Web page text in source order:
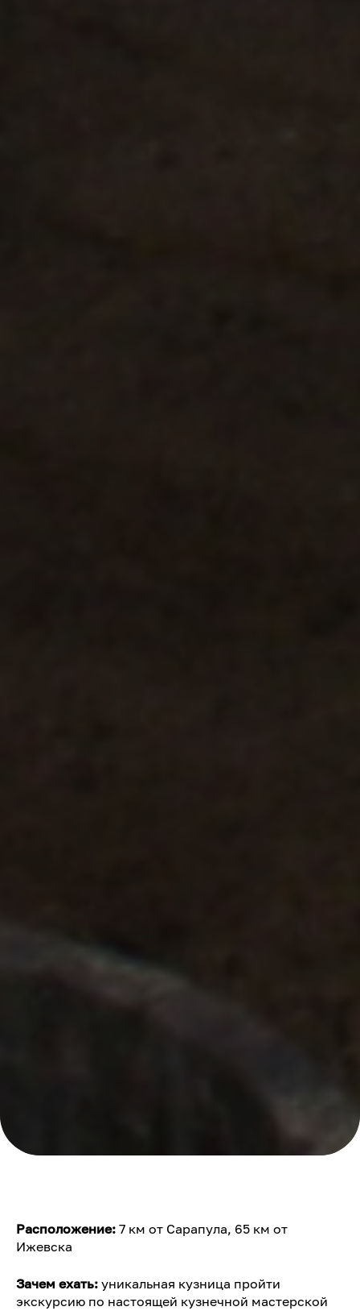
Расположение: 7 км от Сарапула, 65 км от
Ижевска
Зачем ехать: уникальная кузница пройти
экскурсию по настоящей кузнечной мастерской